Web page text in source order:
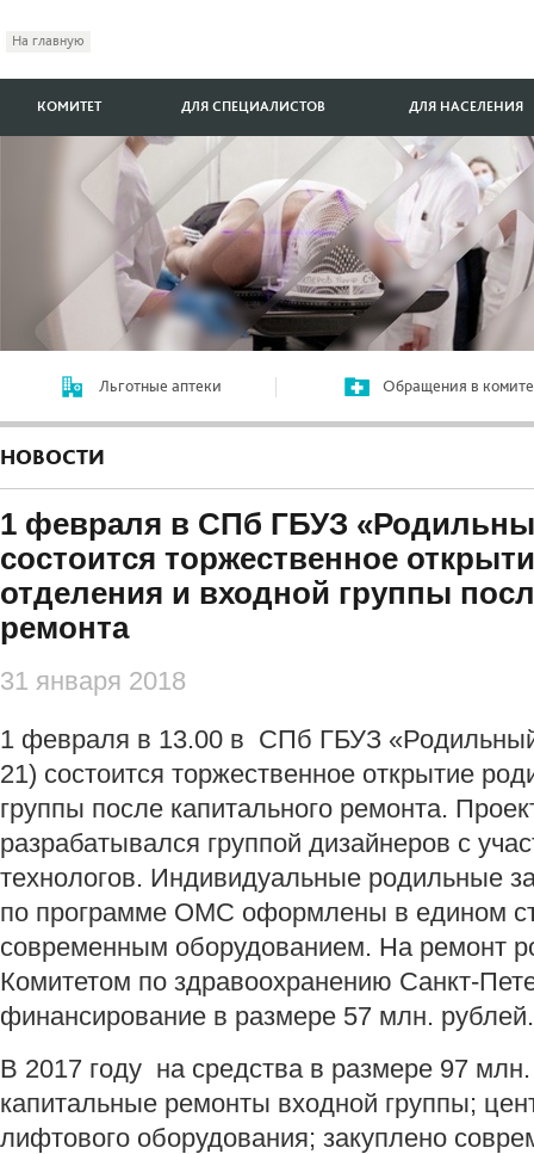
На главную
КОМИТЕТ ДЛЯ СПЕЦИАЛИСТОВ ДЛЯ НАСЕЛЕНИЯ
Льготные аптеки Обращения в
НОВОСТИ
1 февраля в СПб ГБУЗ
состоится торжественное
отделения и входной группы
ремонта
31 января 2018
1 февраля в 13.00 в СПб ГБУЗ
21) состоится торжественное открытие
группы после капитального ремонта.
разрабатывался группой дизайнеров с
технологов. Индивидуальные родильные
по программе ОМС оформлены в едином
современным оборудованием. На ремонт
Комитетом по здравоохранению Санкт-
финансирование в размере 57 млн.
В 2017 году на средства в размере 97
капитальные ремонты входной группы;
лифтового оборудования; закуплено